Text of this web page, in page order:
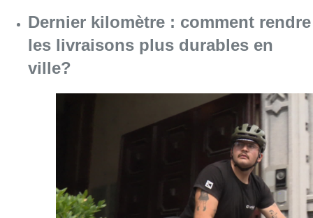
Dernier kilomètre : comment rendre
les livraisons plus durables en
ville?